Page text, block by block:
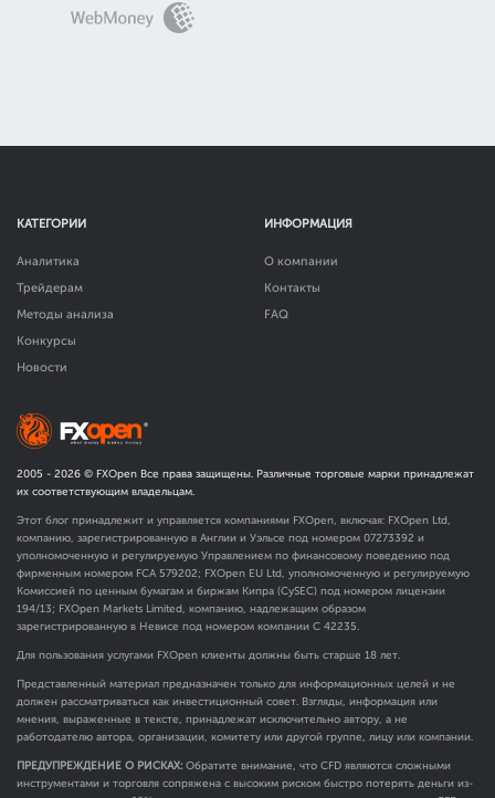
КАТЕГОРИИ
Аналитика
Трейдерам
Методы анализа
Конкурсы
Новости
ИНФОРМАЦИЯ
О компании
Контакты
FAQ
2005 - 2026 © FXOpen Все права защищены. Различные торговые марки принадлежат
их соответствующим владельцам.
Этот блог принадлежит и управляется компаниями FXOpen, включая: FXOpen Ltd,
компанию, зарегистрированную в Англии и Уэльсе под номером 07273392 и
уполномоченную и регулируемую Управлением по финансовому поведению под
фирменным номером FCA 579202; FXOpen EU Ltd, уполномоченную и регулируемую
Комиссией по ценным бумагам и биржам Кипра (CySEC) под номером лицензии
194/13; FXOpen Markets Limited, компанию, надлежащим образом
зарегистрированную в Невисе под номером компании C 42235.
Для пользования услугами FXOpen клиенты должны быть старше 18 лет.
Представленный материал предназначен только для информационных целей и не
должен рассматриваться как инвестиционный совет. Взгляды, информация или
мнения, выраженные в тексте, принадлежат исключительно автору, а не
работодателю автора, организации, комитету или другой группе, лицу или компании.
ПРЕДУПРЕЖДЕНИЕ О РИСКАХ: Обратите внимание, что CFD являются сложными
инструментами и торговля сопряжена с высоким риском быстро потерять деньги из-